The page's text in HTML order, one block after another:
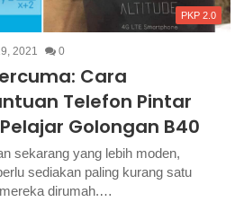
PKP 2.0
2021 0
Cara
Telefon Pintar
Golongan B40
sekarang yang lebih moden,
sediakan paling kurang satu
dirumah.…